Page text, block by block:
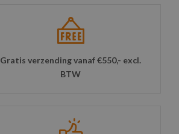
Gratis verzending vanaf €550,- excl.
BTW